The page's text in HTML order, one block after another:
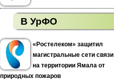
В УрФО
«Ростелеком» защитил
магистральные сети связи
на территории Ямала от
природных пожаров